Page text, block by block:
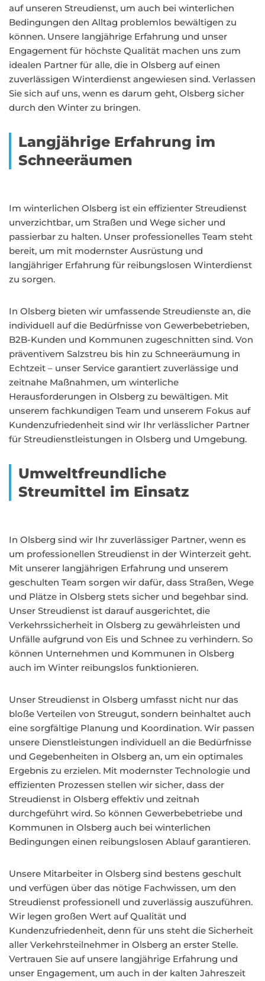
auf unseren Streudienst, um auch bei winterlichen
Bedingungen den Alltag problemlos bewältigen zu
können. Unsere langjährige Erfahrung und unser
Engagement für höchste Qualität machen uns zum
idealen Partner für alle, die in Olsberg auf einen
zuverlässigen Winterdienst angewiesen sind. Verlassen
Sie sich auf uns, wenn es darum geht, Olsberg sicher
durch den Winter zu bringen.
Langjährige Erfahrung im
Schneeräumen
Im winterlichen Olsberg ist ein effizienter Streudienst
unverzichtbar, um Straßen und Wege sicher und
passierbar zu halten. Unser professionelles Team steht
bereit, um mit modernster Ausrüstung und
langjähriger Erfahrung für reibungslosen Winterdienst
zu sorgen.
In Olsberg bieten wir umfassende Streudienste an, die
individuell auf die Bedürfnisse von Gewerbebetrieben,
B2B-Kunden und Kommunen zugeschnitten sind. Von
präventivem Salzstreu bis hin zu Schneeräumung in
Echtzeit – unser Service garantiert zuverlässige und
zeitnahe Maßnahmen, um winterliche
Herausforderungen in Olsberg zu bewältigen. Mit
unserem fachkundigen Team und unserem Fokus auf
Kundenzufriedenheit sind wir Ihr verlässlicher Partner
für Streudienstleistungen in Olsberg und Umgebung.
Umweltfreundliche
Streumittel im Einsatz
In Olsberg sind wir Ihr zuverlässiger Partner, wenn es
um professionellen Streudienst in der Winterzeit geht.
Mit unserer langjährigen Erfahrung und unserem
geschulten Team sorgen wir dafür, dass Straßen, Wege
und Plätze in Olsberg stets sicher und begehbar sind.
Unser Streudienst ist darauf ausgerichtet, die
Verkehrssicherheit in Olsberg zu gewährleisten und
Unfälle aufgrund von Eis und Schnee zu verhindern. So
können Unternehmen und Kommunen in Olsberg
auch im Winter reibungslos funktionieren.
Unser Streudienst in Olsberg umfasst nicht nur das
bloße Verteilen von Streugut, sondern beinhaltet auch
eine sorgfältige Planung und Koordination. Wir passen
unsere Dienstleistungen individuell an die Bedürfnisse
und Gegebenheiten in Olsberg an, um ein optimales
Ergebnis zu erzielen. Mit modernster Technologie und
effizienten Prozessen stellen wir sicher, dass der
Streudienst in Olsberg effektiv und zeitnah
durchgeführt wird. So können Gewerbebetriebe und
Kommunen in Olsberg auch bei winterlichen
Bedingungen einen reibungslosen Ablauf garantieren.
Unsere Mitarbeiter in Olsberg sind bestens geschult
und verfügen über das nötige Fachwissen, um den
Streudienst professionell und zuverlässig auszuführen.
Wir legen großen Wert auf Qualität und
Kundenzufriedenheit, denn für uns steht die Sicherheit
aller Verkehrsteilnehmer in Olsberg an erster Stelle.
Vertrauen Sie auf unsere langjährige Erfahrung und
unser Engagement, um auch in der kalten Jahreszeit